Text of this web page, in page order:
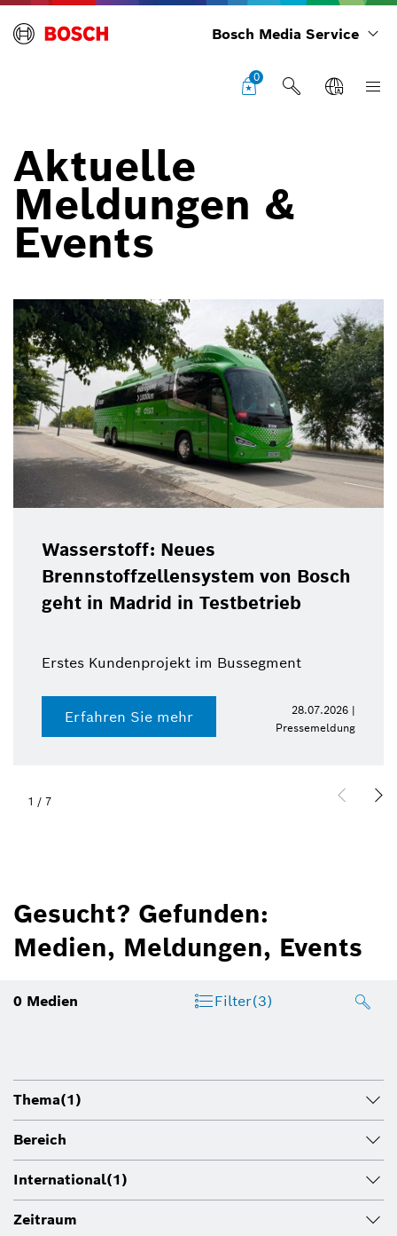
Bosch Media Service
0
Aktuelle
Meldungen &
Events
Wasserstoff: Neues
Brennstoffzellensystem von Bosch
geht in Madrid in Testbetrieb
Erstes Kundenprojekt im Bussegment
Erfahren Sie mehr
28.07.2026 |
Pressemeldung
1 / 7
Gesucht? Gefunden:
Medien, Meldungen, Events
0 Medien Filter(3)
Thema(1)
Bereich
International(1)
Zeitraum